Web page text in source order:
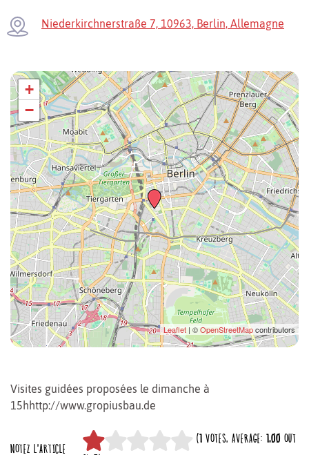
Niederkirchnerstraße 7, 10963, Berlin, Allemagne
+
−
Leaflet | ©OpenStreetMapcontributors
Visites guidées proposées le dimanche à
15hhttp://www.gropiusbau.de
NOTEZ L'ARTICLE
(1VOTES, AVERAGE: 1,00 OUT